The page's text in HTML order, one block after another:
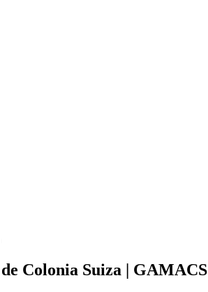
Colonia Suiza | GAMACS